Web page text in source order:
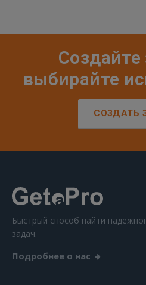
Создайте
выбирайте
СОЗДАТЬ
Быстрый способ найти
задач.
Подробнее о нас